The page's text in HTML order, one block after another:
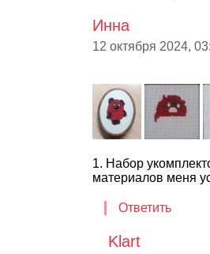
Инна
12 октября 2024,
1. Набор
материалов меня
Ответить
Klart